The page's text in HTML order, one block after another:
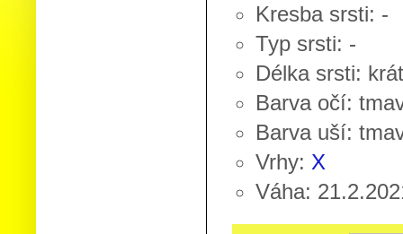
Kresba srsti: -
Typ srsti: -
Délka srsti:
Barva očí:
Barva uší:
Vrhy: X
Váha: